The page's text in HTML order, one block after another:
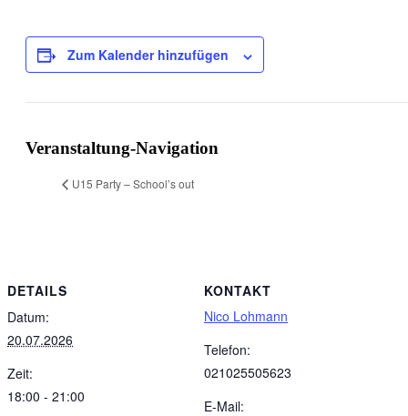
Zum Kalender hinzufügen
Veranstaltung-Navigation
U15 Party – School’s out
DETAILS
Datum:
20.07.2026
Zeit:
18:00 - 21:00
KONTAKT
Nico Lohmann
Telefon:
021025505623
E-Mail: